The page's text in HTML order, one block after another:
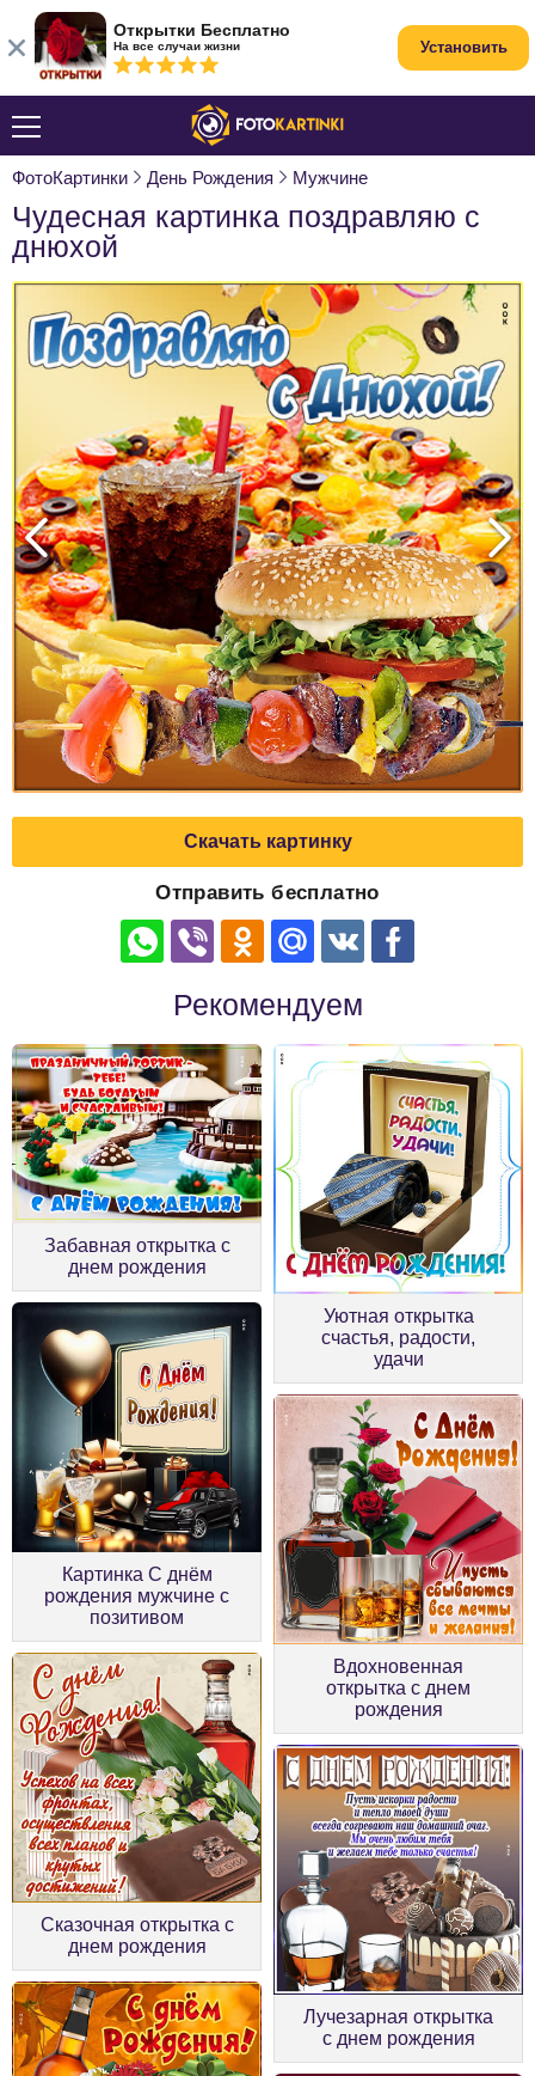
ФотоКартинки День Рождения Мужчине
Чудесная картинка поздравляю с
днюхой
Скачать картинку
Отправить бесплатно
Рекомендуем
Забавная открытка с
днем рождения
Уютная открытка
счастья, радости,
удачи
Картинка С днём
рождения мужчине с
позитивом
Вдохновенная
открытка с днем
рождения
Сказочная открытка с
днем рождения
Лучезарная открытка
с днем рождения
Открытки Бесплатно
На все случаи жизни Установить